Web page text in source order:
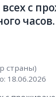
всех с
страны)
18.06.2026